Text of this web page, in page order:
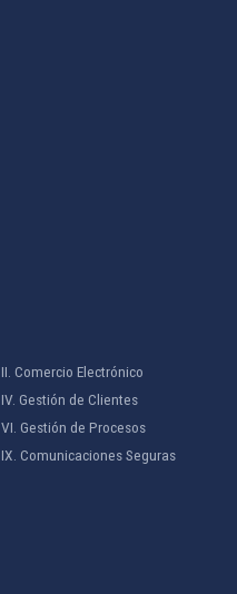
II. Comercio Electrónico
IV. Gestión de Clientes
VI. Gestión de Procesos
IX. Comunicaciones Seguras